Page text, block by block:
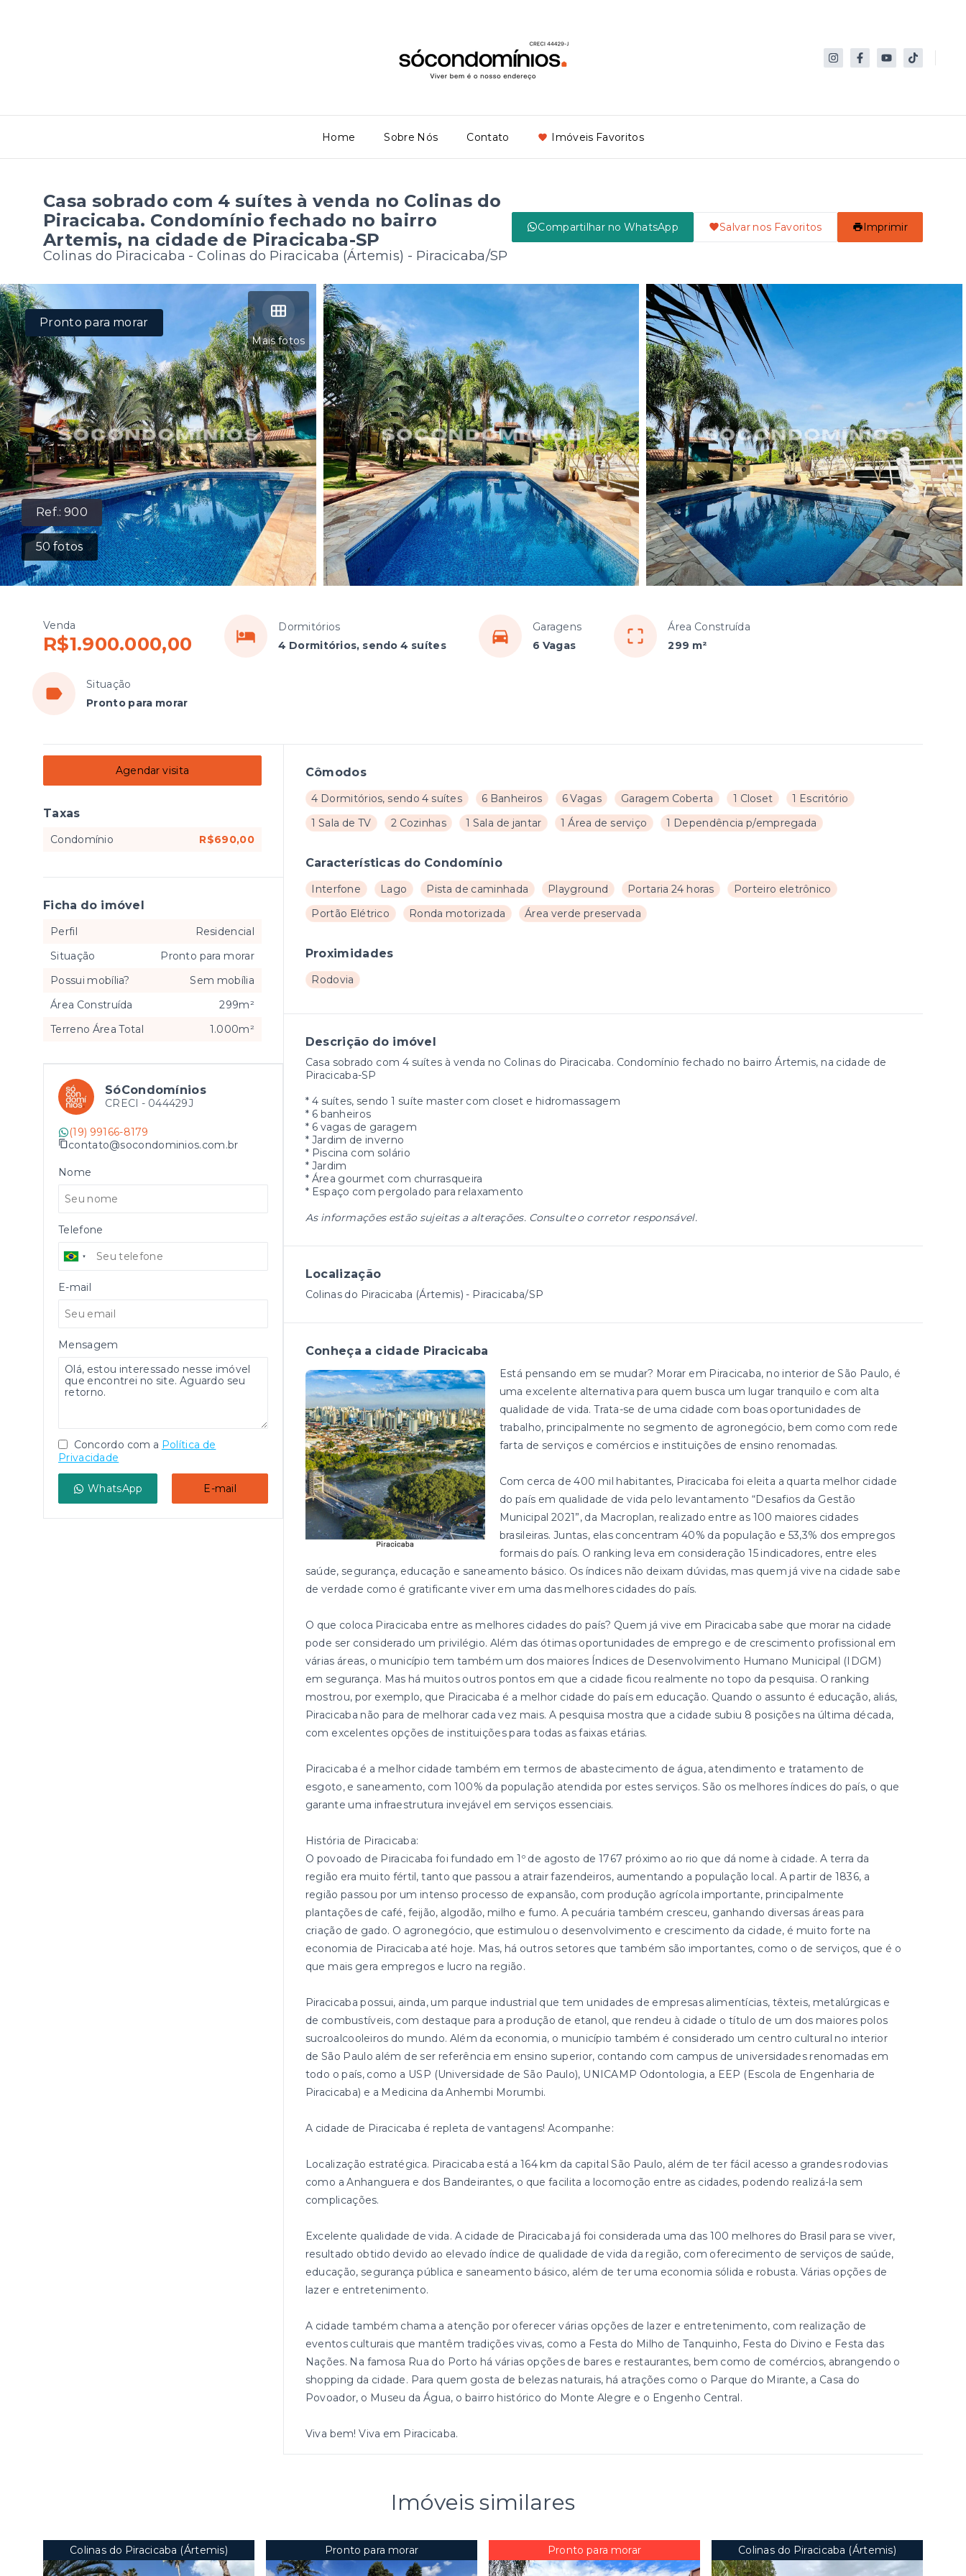
Home Sobre Nós Contato Imóveis Favoritos
Casa sobrado com 4 suítes à venda no Colinas do
Piracicaba. Condomínio fechado no bairro
Artemis, na cidade de Piracicaba-SP
Colinas do Piracicaba -Colinas do Piracicaba (Ártemis) - Piracicaba/SP
Compartilhar no WhatsApp Salvar nos Favoritos Imprimir
Ref.:900
50fotos
Mais fotos
Pronto para morar
Venda
R$1.900.000,00
Dormitórios
4 Dormitórios, sendo 4 suítes
Garagens
6 Vagas
Área Construída
299 m²
Situação
Pronto para morar
Cômodos
4 Dormitórios, sendo 4 suítes 6 Banheiros 6 Vagas Garagem Coberta 1 Closet
1 Escritório
1 Sala de TV
2 Cozinhas 1 Sala de jantar 1 Área de serviço 1 Dependência p/empregada
Características do Condomínio
Interfone Lago Pista de caminhada Playground Portaria 24 horas
Porteiro eletrônico
Portão Elétrico
Ronda motorizada Área verde preservada
Proximidades
Rodovia
Descrição do imóvel
Casa sobrado com 4 suítes à venda no Colinas do Piracicaba. Condomínio fechado no bairro Ártemis, na cidade de
Piracicaba-SP
* 4 suítes, sendo 1 suíte master com closet e hidromassagem
* 6 banheiros
* 6 vagas de garagem
* Jardim de inverno
* Piscina com solário
* Jardim
* Área gourmet com churrasqueira
* Espaço com pergolado para relaxamento
As informações estão sujeitas a alterações. Consulte o corretor responsável.
Localização
Colinas do Piracicaba (Ártemis) - Piracicaba/SP
Conheça a cidade Piracicaba
Está pensando em se mudar? Morar em Piracicaba, no interior de São Paulo, é
uma excelente alternativa para quem busca um lugar tranquilo e com alta
qualidade de vida. Trata-se de uma cidade com boas oportunidades de
trabalho, principalmente no segmento de agronegócio, bem como com rede
farta de serviços e comércios e instituições de ensino renomadas.
Com cerca de 400 mil habitantes, Piracicaba foi eleita a quarta melhor cidade
do país em qualidade de vida pelo levantamento “Desafios da Gestão
Municipal 2021”, da Macroplan, realizado entre as 100 maiores cidades
brasileiras. Juntas, elas concentram 40% da população e 53,3% dos empregos
formais do país. O ranking leva em consideração 15 indicadores, entre eles
saúde, segurança, educação e saneamento básico. Os índices não deixam dúvidas, mas quem já vive na cidade sabe
de verdade como é gratificante viver em uma das melhores cidades do país.
O que coloca Piracicaba entre as melhores cidades do país? Quem já vive em Piracicaba sabe que morar na cidade
pode ser considerado um privilégio. Além das ótimas oportunidades de emprego e de crescimento profissional em
várias áreas, o município tem também um dos maiores Índices de Desenvolvimento Humano Municipal (IDGM)
em segurança. Mas há muitos outros pontos em que a cidade ficou realmente no topo da pesquisa. O ranking
mostrou, por exemplo, que Piracicaba é a melhor cidade do país em educação. Quando o assunto é educação, aliás,
Piracicaba não para de melhorar cada vez mais. A pesquisa mostra que a cidade subiu 8 posições na última década,
com excelentes opções de instituições para todas as faixas etárias.
Piracicaba é a melhor cidade também em termos de abastecimento de água, atendimento e tratamento de
esgoto, e saneamento, com 100% da população atendida por estes serviços. São os melhores índices do país, o que
garante uma infraestrutura invejável em serviços essenciais.
História de Piracicaba:
O povoado de Piracicaba foi fundado em 1º de agosto de 1767 próximo ao rio que dá nome à cidade. A terra da
região era muito fértil, tanto que passou a atrair fazendeiros, aumentando a população local. A partir de 1836, a
região passou por um intenso processo de expansão, com produção agrícola importante, principalmente
plantações de café, feijão, algodão, milho e fumo. A pecuária também cresceu, ganhando diversas áreas para
criação de gado. O agronegócio, que estimulou o desenvolvimento e crescimento da cidade, é muito forte na
economia de Piracicaba até hoje. Mas, há outros setores que também são importantes, como o de serviços, que é o
que mais gera empregos e lucro na região.
Piracicaba possui, ainda, um parque industrial que tem unidades de empresas alimentícias, têxteis, metalúrgicas e
de combustíveis, com destaque para a produção de etanol, que rendeu à cidade o título de um dos maiores polos
sucroalcooleiros do mundo. Além da economia, o município também é considerado um centro cultural no interior
de São Paulo além de ser referência em ensino superior, contando com campus de universidades renomadas em
todo o país, como a USP (Universidade de São Paulo), UNICAMP Odontologia, a EEP (Escola de Engenharia de
Piracicaba) e a Medicina da Anhembi Morumbi.
A cidade de Piracicaba é repleta de vantagens! Acompanhe:
Localização estratégica. Piracicaba está a 164 km da capital São Paulo, além de ter fácil acesso a grandes rodovias
como a Anhanguera e dos Bandeirantes, o que facilita a locomoção entre as cidades, podendo realizá-la sem
complicações.
Excelente qualidade de vida. A cidade de Piracicaba já foi considerada uma das 100 melhores do Brasil para se viver,
resultado obtido devido ao elevado índice de qualidade de vida da região, com oferecimento de serviços de saúde,
educação, segurança pública e saneamento básico, além de ter uma economia sólida e robusta. Várias opções de
lazer e entretenimento.
A cidade também chama a atenção por oferecer várias opções de lazer e entretenimento, com realização de
eventos culturais que mantêm tradições vivas, como a Festa do Milho de Tanquinho, Festa do Divino e Festa das
Nações. Na famosa Rua do Porto há várias opções de bares e restaurantes, bem como de comércios, abrangendo o
shopping da cidade. Para quem gosta de belezas naturais, há atrações como o Parque do Mirante, a Casa do
Povoador, o Museu da Água, o bairro histórico do Monte Alegre e o Engenho Central.
Viva bem! Viva em Piracicaba.
Agendar visita
Taxas
Condomínio R$690,00
Ficha do imóvel
Perfil
Residencial
Situação
Pronto para morar
Possui mobília?
Sem mobília
Área Construída
299m²
Terreno Área Total
1.000m²
SóCondomínios
CRECI - 044429J
(19) 99166-8179
contato@socondominios.com.br
Nome
Telefone
E-mail
Mensagem
Concordo com a Política de
Privacidade
WhatsApp E-mail
Imóveis similares
Colinas do Piracicaba (Ártemis) Pronto para morar Pronto para morar Colinas do Piracicaba (Ártemis)